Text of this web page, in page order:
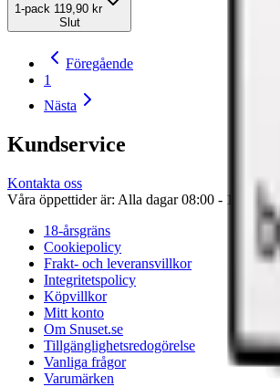
1-pack 119,90 kr
Slut
Föregående
1
Nästa
Kundservice
Kontakta oss
Våra öppettider är: Alla dagar 08:00 - 18:00 Vi
18-årsgräns
Cookiepolicy
Frakt- och leveransvillkor
Integritetspolicy
Köpvillkor
Mitt konto
Om Snuset.se
Tillgänglighetsredogörelse
Vanliga frågor
Varumärken